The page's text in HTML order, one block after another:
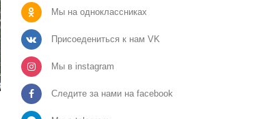
Мы на одноклассниках
Присоедениться к нам VK
Мы в instagram
Следите за нами на facebook